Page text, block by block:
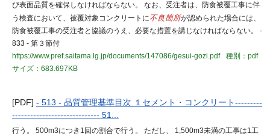
び表面品質を確保しなければならない。 なお、受注者は、防食被覆工事に伴
う検査において、被覆対象コンクリートに不良箇所が認められた場合には、
防食被覆工事の受注者と協議のうえ、必要な措置を講じなければならない。 -
833 - 第３節付
https://www.pref.saitama.lg.jp/documents/147086/gesui-gozi.pdf
種別：pdf
サイズ：683.697KB
[PDF] - 513 - 品質管理基準目次 １セメント・コンクリート---------
----------------------------- 51...
行う。 500m3につき1回の割合で行う。 ただし、 1,500m3未満の工事は1工